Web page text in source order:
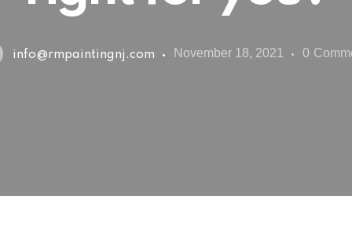
info@rmpaintingnj.com November 18, 2021 0